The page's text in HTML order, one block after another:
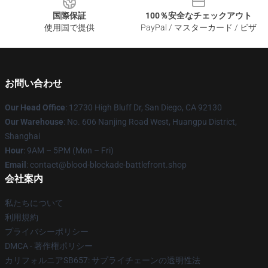
国際保証
使用国で提供
100％安全なチェックアウト
PayPal / マスターカード / ビザ
お問い合わせ
Our Head Office: 12730 High Bluff Dr, San Diego, CA 92130
Our Warehouse: No. 606 Nanjing Road West, Huangpu District,
Shanghai
Hour: 9AM – 5PM (Mon – Fri)
Email : contact@blood-blockade-battlefront.shop
会社案内
私たちについて
利用規約
プライバシーポリシー
DMCA - 著作権ポリシー
カリフォルニアSB657: サプライチェーンの透明性法